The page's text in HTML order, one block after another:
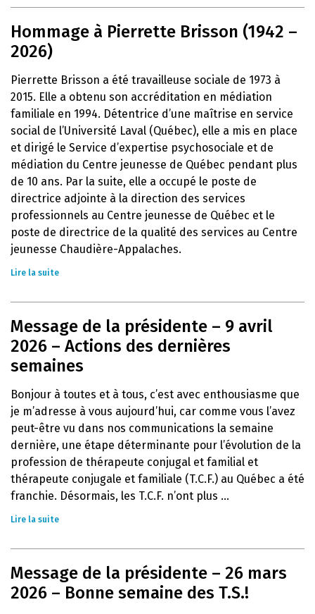
Hommage à Pierrette Brisson (1942 –
2026)
Pierrette Brisson a été travailleuse sociale de 1973 à
2015. Elle a obtenu son accréditation en médiation
familiale en 1994. Détentrice d’une maîtrise en service
social de l’Université Laval (Québec), elle a mis en place
et dirigé le Service d’expertise psychosociale et de
médiation du Centre jeunesse de Québec pendant plus
de 10 ans. Par la suite, elle a occupé le poste de
directrice adjointe à la direction des services
professionnels au Centre jeunesse de Québec et le
poste de directrice de la qualité des services au Centre
jeunesse Chaudière-Appalaches.
Lire la suite
Message de la présidente – 9 avril
2026 – Actions des dernières
semaines
Bonjour à toutes et à tous, c’est avec enthousiasme que
je m’adresse à vous aujourd’hui, car comme vous l’avez
peut-être vu dans nos communications la semaine
dernière, une étape déterminante pour l’évolution de la
profession de thérapeute conjugal et familial et
thérapeute conjugale et familiale (T.C.F.) au Québec a été
franchie. Désormais, les T.C.F. n’ont plus ...
Lire la suite
Message de la présidente – 26 mars
2026 – Bonne semaine des T.S.!